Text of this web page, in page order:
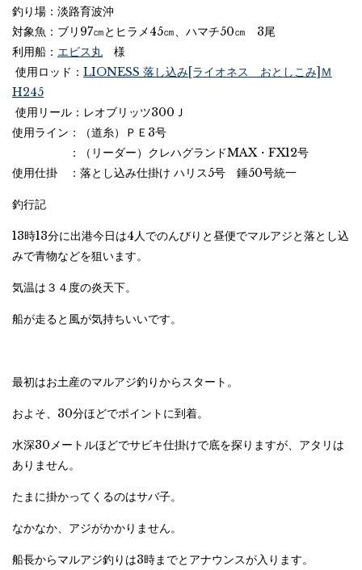
釣り場：淡路育波沖
対象魚：ブリ97㎝とヒラメ45㎝、ハマチ50㎝ 3尾
利用船： エビス丸 様
使用ロッド： LIONESS 落し込み[ライオネス おとしこみ]Ｍ
H245
使用リール：レオブリッツ300Ｊ
使用ライン：（道糸）ＰＥ3号
：（リーダー）クレハグランドMAX・FX12号
使用仕掛 ：落とし込み仕掛け ハリス5号 錘50号統一
釣行記
13時13分に出港今日は4人でのんびりと昼便でマルアジと落とし込
みで青物などを狙います。
気温は３４度の炎天下。
船が走ると風が気持ちいいです。
最初はお土産のマルアジ釣りからスタート。
およそ、30分ほどでポイントに到着。
水深30メートルほどでサビキ仕掛けで底を探りますが、アタリは
ありません。
たまに掛かってくるのはサバ子。
なかなか、アジがかかりません。
船長からマルアジ釣りは3時までとアナウンスが入ります。